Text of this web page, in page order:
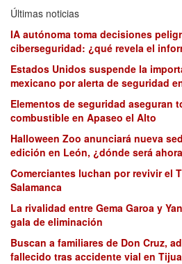
Últimas noticias
IA autónoma toma decisiones
ciberseguridad: ¿qué revela el
Estados Unidos suspende la
mexicano por alerta de seguridad
Elementos de seguridad aseguran
combustible en Apaseo el Alto
Halloween Zoo anunciará nueva
edición en León, ¿dónde será
Comerciantes luchan por revivir el
Salamanca
La rivalidad entre Gema Garoa y
gala de eliminación
Buscan a familiares de Don Cruz,
fallecido tras accidente vial en